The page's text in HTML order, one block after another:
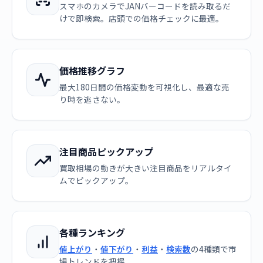
スマホのカメラでJANバーコードを読み取るだ
けで即検索。店頭での価格チェックに最適。
価格推移グラフ
最大180日間の価格変動を可視化し、最適な売
り時を逃さない。
注目商品ピックアップ
買取相場の動きが大きい注目商品をリアルタイ
ムでピックアップ。
各種ランキング
値上がり ・ 値下がり ・ 利益 ・ 検索数の4種類で市